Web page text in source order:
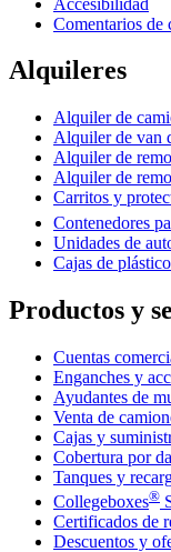
Comentarios de
Alquileres
Alquiler de
Alquiler de van
Alquiler de
Alquiler de
Carritos y
Contenedores
Unidades de
Cajas de
Productos y
Cuentas
Enganches y
Ayudantes de
Venta de
Cajas y
Cobertura por
Tanques y
Collegeboxes®
Certificados de
Descuentos y